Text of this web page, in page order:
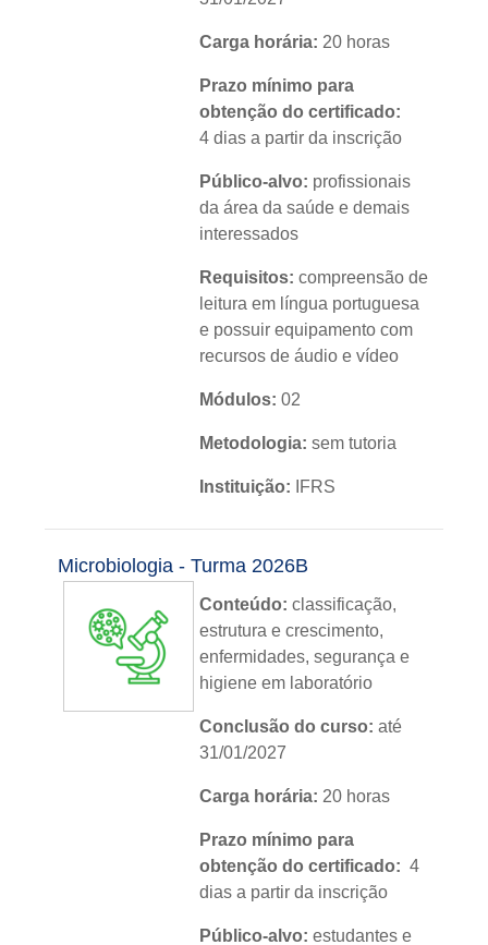
Carga horária: 20 horas
Prazo mínimo para
obtenção do certificado:
4 dias a partir da inscrição
Público-alvo: profissionais
da área da saúde e demais
interessados
Requisitos: compreensão de
leitura em língua portuguesa
e possuir equipamento com
recursos de áudio e vídeo
Módulos: 02
Metodologia: sem tutoria
Instituição: IFRS
Nível:básico
Idioma:português
Microbiologia - Turma 2026B
Conteúdo:classificação,
estrutura e crescimento,
enfermidades, segurança e
higiene em laboratório
Conclusão do curso: até
31/01/2027
Carga horária: 20 horas
Prazo mínimo para
obtenção do certificado: 4
dias a partir da inscrição
Público-alvo: estudantes e